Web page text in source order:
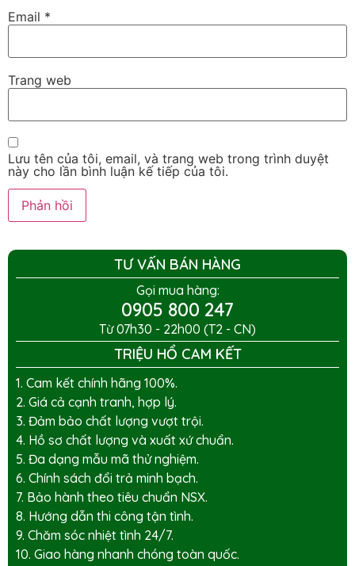
Email *
Trang web
Lưu tên của tôi, email, và trang web trong trình duyệt
này cho lần bình luận kế tiếp của tôi.
TƯ VẤN BÁN HÀNG
Gọi mua hàng:
0905 800 247
Từ 07h30 - 22h00 (T2 - CN)
TRIỆU HỔ CAM KẾT
1. Cam kết chính hãng 100%.
2. Giá cả cạnh tranh, hợp lý.
3. Đảm bảo chất lượng vượt trội.
4. Hồ sơ chất lượng và xuất xứ chuẩn.
5. Đa dạng mẫu mã thử nghiệm.
6. Chính sách đổi trả minh bạch.
7. Bảo hành theo tiêu chuẩn NSX.
8. Hướng dẫn thi công tận tình.
9. Chăm sóc nhiệt tình 24/7.
10. Giao hàng nhanh chóng toàn quốc.